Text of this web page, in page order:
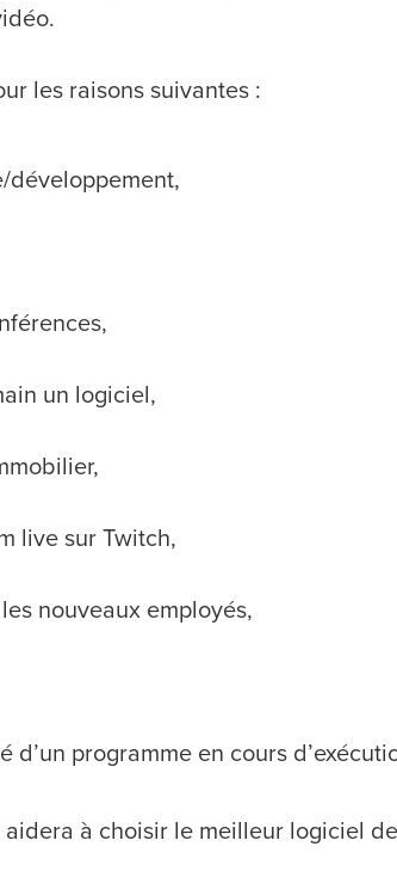
les raisons suivantes :
développement,
un logiciel,
live sur Twitch,
nouveaux employés,
d’un programme en cours
aidera à choisir le meilleur logiciel